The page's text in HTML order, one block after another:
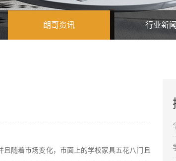
朗哥资讯 行业新闻
且随着市场变化，市面上的学校家具五花八门且